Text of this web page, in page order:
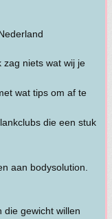
niets wat wij je
wat tips om af te
die een stuk
aan bodysolution.
die gewicht willen